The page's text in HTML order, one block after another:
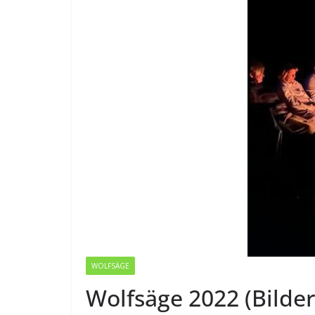
WOLFSÄGE
Wolfsäge 2022